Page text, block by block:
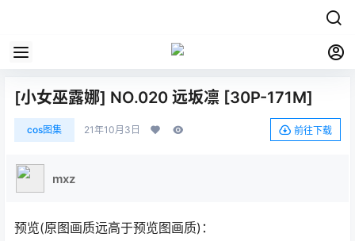
[小女巫露娜] NO.020 远坂凛 [30P-171M]
cos图集 21年10月3日 前往下载
mxz
预览(原图画质远高于预览图画质)：